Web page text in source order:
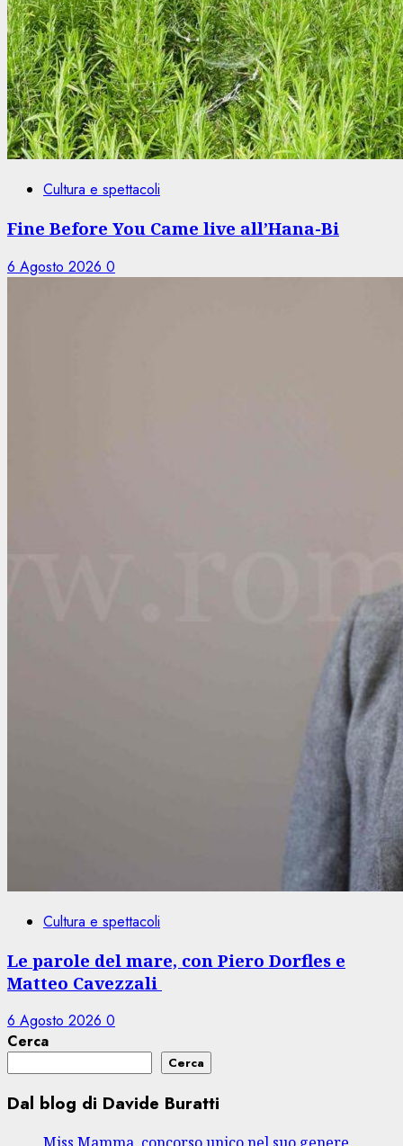
Cultura e spettacoli
Fine Before You Came live all’Hana-Bi
6 Agosto 2026 0
Cultura e spettacoli
Le parole del mare, con Piero Dorfles e
Matteo Cavezzali
6 Agosto 2026 0
Cerca
Cerca
Dal blog di Davide Buratti